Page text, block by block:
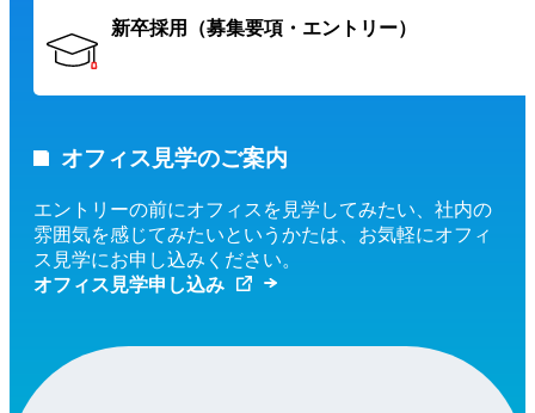
新卒採用 （募集要項・エントリー）
オフィス見学のご案内
エントリーの前にオフィスを見学してみたい、社内の
雰囲気を感じてみたいというかたは、お気軽にオフィ
ス見学にお申し込みください。
オフィス見学申し込み